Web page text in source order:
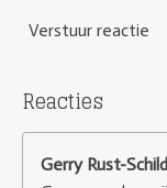
Verstuur reactie
Reacties
Gerry Rust-